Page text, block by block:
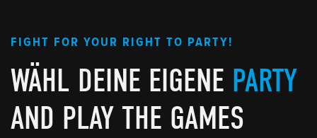
FIGHT FOR YOUR RIGHT TO PARTY!
WÄHL DEINE EIGENE PARTY
AND PLAY THE GAMES